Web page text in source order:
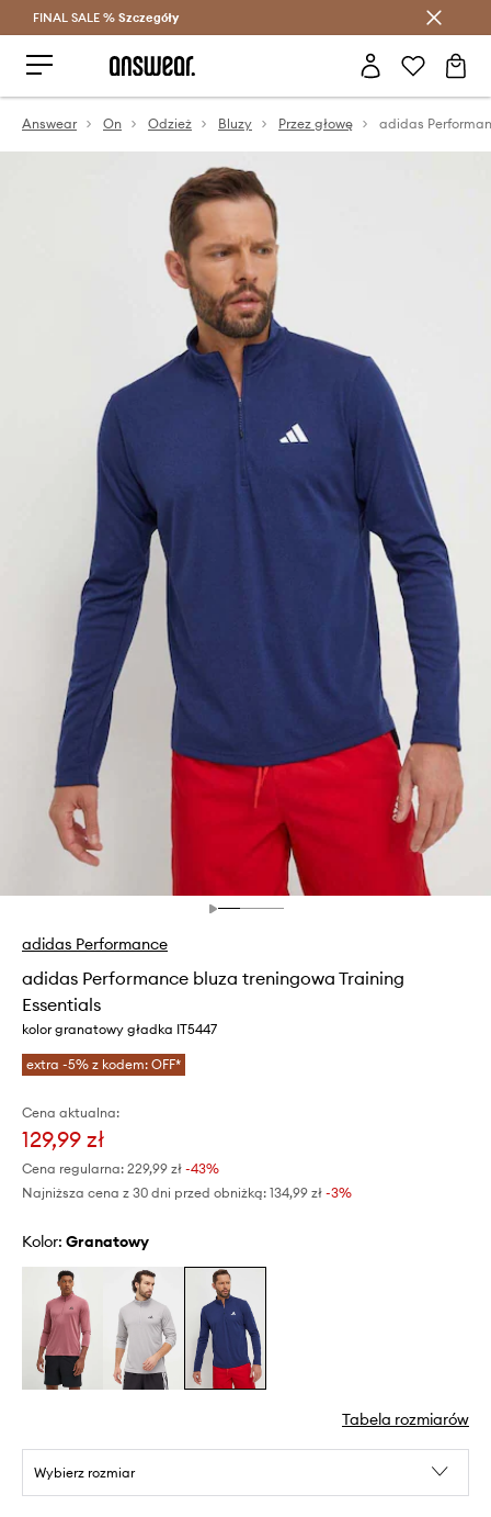
Oszczędzaj z Answear Club >
FINAL SALE % Szczegóły
Answear On Odzież Bluzy Przez głowę
adidas Performance
adidas Performance bluza treningowa Training
Essentials
kolor granatowy gładka IT5447
extra -5% z kodem: OFF*
Cena aktualna:
129,99 zł
Cena regularna: 229,99 zł -43%
Najniższa cena z 30 dni przed obniżką: 134,99 zł -3%
Kolor: granatowy
Tabela rozmiarów
Wybierz rozmiar